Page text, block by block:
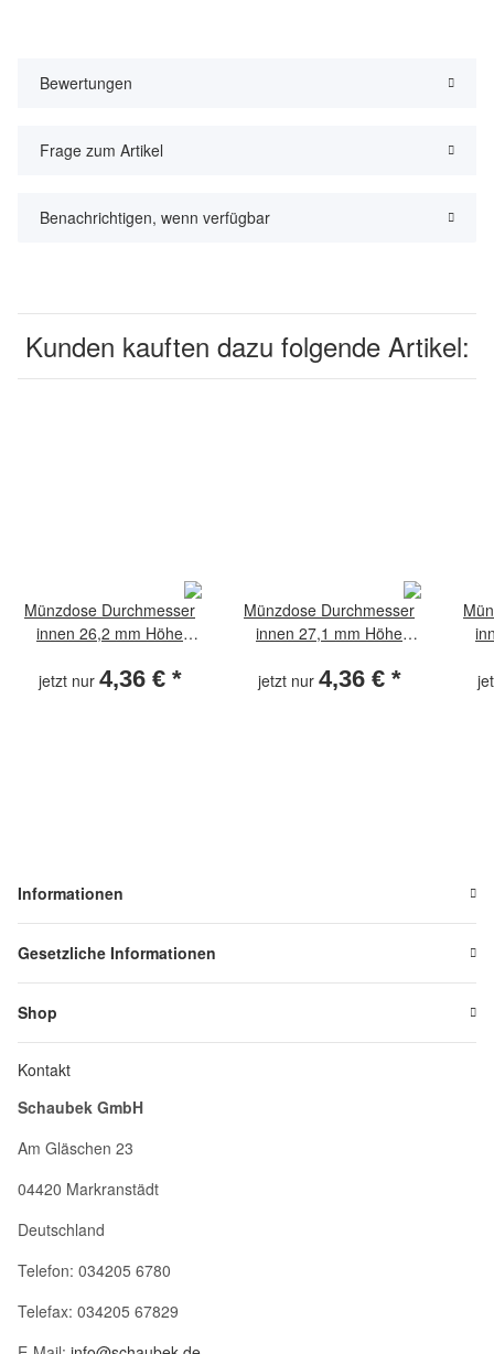
Bewertungen
Frage zum Artikel
Benachrichtigen, wenn verfügbar
Kunden kauften dazu folgende Artikel:
Münzdose Durchmesser
innen 26,2 mm Höhe
jetzt nur 4,36 € *
Münzdose Durchmesser
innen 27,1 mm Höhe
jetzt nur 4,36 € *
Informationen
Gesetzliche Informationen
Shop
Kontakt
Schaubek GmbH
Am Gläschen 23
04420 Markranstädt
Deutschland
Telefon: 034205 6780
Telefax: 034205 67829